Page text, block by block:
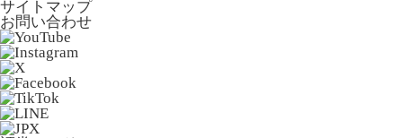
サイトマップ
お問い合わせ